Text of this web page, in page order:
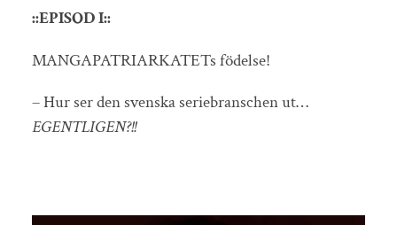
::EPISOD I::
MANGAPATRIARKATETs födelse!
– Hur ser den svenska seriebranschen ut…
EGENTLIGEN?!!